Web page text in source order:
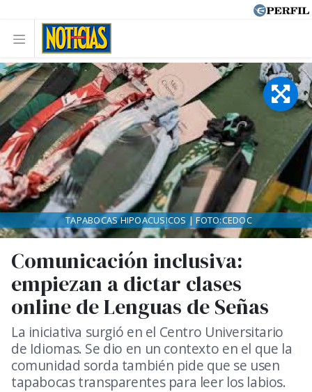
Comunicación inclusiva:
empiezan a dictar clases
online de Lenguas de Señas
La iniciativa surgió en el Centro Universitario
de Idiomas. Se dio en un contexto en el que la
comunidad sorda también pide que se usen
tapabocas transparentes para leer los labios.
TAPABOCAS HIPOACUSICOS | FOTO:CEDOC